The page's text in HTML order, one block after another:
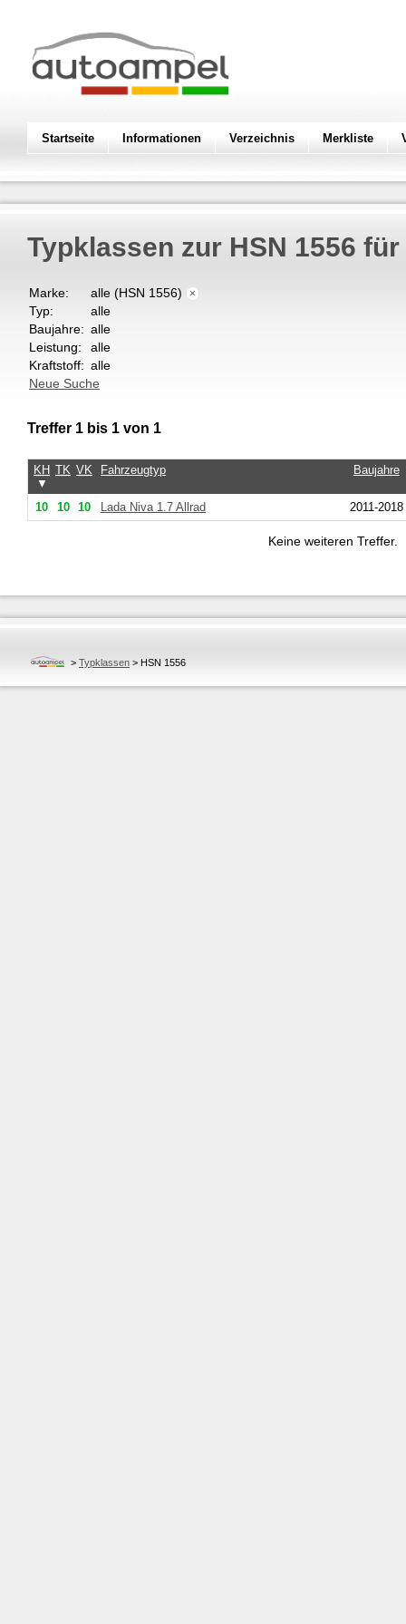
Startseite Informationen Verzeichnis Merkliste
Typklassen zur HSN 1556 für
Marke: alle (HSN 1556) ×
Typ:
alle
Baujahre: alle
Leistung:
alle
Kraftstoff: alle
Neue Suche
Treffer 1 bis 1 von 1
KH
▼
TK VK Fahrzeugtyp Baujahre
10 10 10 Lada Niva 1.7 Allrad 2011-2018
Keine weiteren Treffer.
> Typklassen > HSN 1556